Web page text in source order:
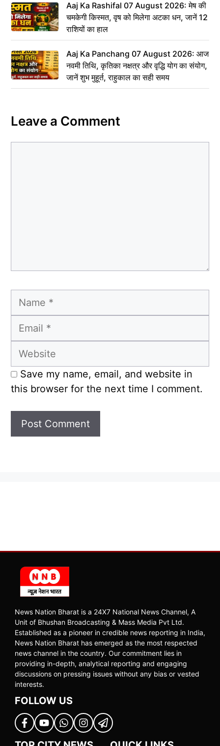
Aaj Ka Rashifal 07 August 2026: मेष की
चमकेगी किस्मत, वृष को मिलेगा अटका धन, जानें 12
राशियों का हाल
Aaj Ka Panchang 07 August 2026: आज
नवमी तिथि, कृतिका नक्षत्र और वृद्धि योग का संयोग,
जानें शुभ मुहूर्त, राहुकाल का सही समय
Leave a Comment
Name
Email
Website
Save my name, email, and website in
this browser for the next time I comment.
News Nation Bharat is a 24X7 National News Channel, A
Unit of Bhushan Broadcasting & Mass Media Pvt Ltd.
Established as a pioneer in credible news reporting in India,
News Nation Bharat has emerged as the most respected
news channel in the country. Our commitment lies in
providing in-depth, analytical reporting and engaging
discussions on pressing issues without any bias or vested
interests.
FOLLOW US